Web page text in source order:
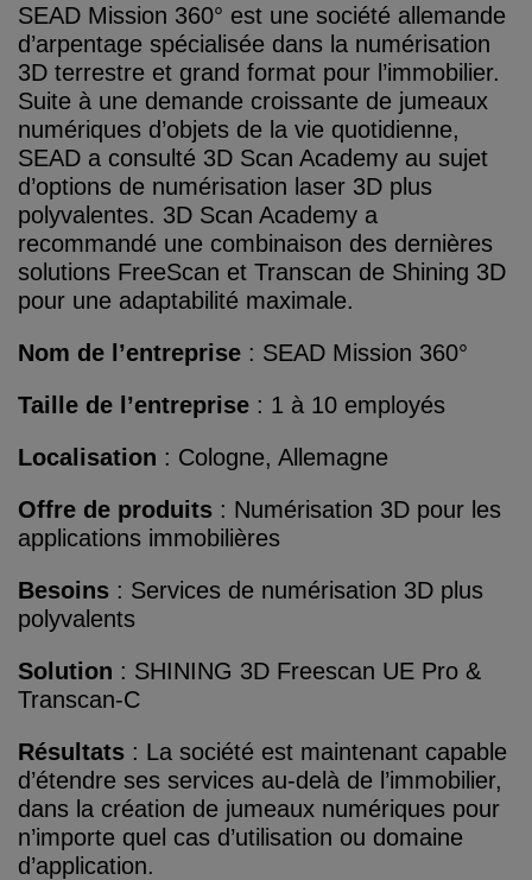
SEAD Mission 360° est une société allemande
d’arpentage spécialisée dans la numérisation
3D terrestre et grand format pour l’immobilier.
Suite à une demande croissante de jumeaux
numériques d’objets de la vie quotidienne,
SEAD a consulté 3D Scan Academy au sujet
d’options de numérisation laser 3D plus
polyvalentes. 3D Scan Academy a
recommandé une combinaison des dernières
solutions FreeScan et Transcan de Shining 3D
pour une adaptabilité maximale.
Nom de l’entreprise : SEAD Mission 360°
Taille de l’entreprise : 1 à 10 employés
Localisation : Cologne, Allemagne
Offre de produits : Numérisation 3D pour les
applications immobilières
Besoins : Services de numérisation 3D plus
polyvalents
Solution : SHINING 3D Freescan UE Pro &
Transcan-C
Résultats : La société est maintenant capable
d’étendre ses services au-delà de l’immobilier,
dans la création de jumeaux numériques pour
n’importe quel cas d’utilisation ou domaine
d’application.